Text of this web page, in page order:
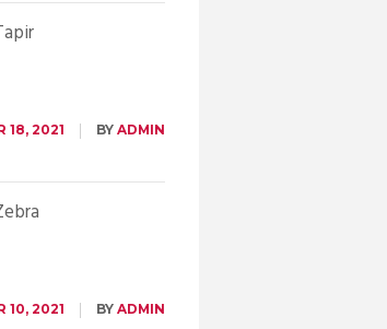
18, 2021 BY ADMIN
10, 2021 BY ADMIN